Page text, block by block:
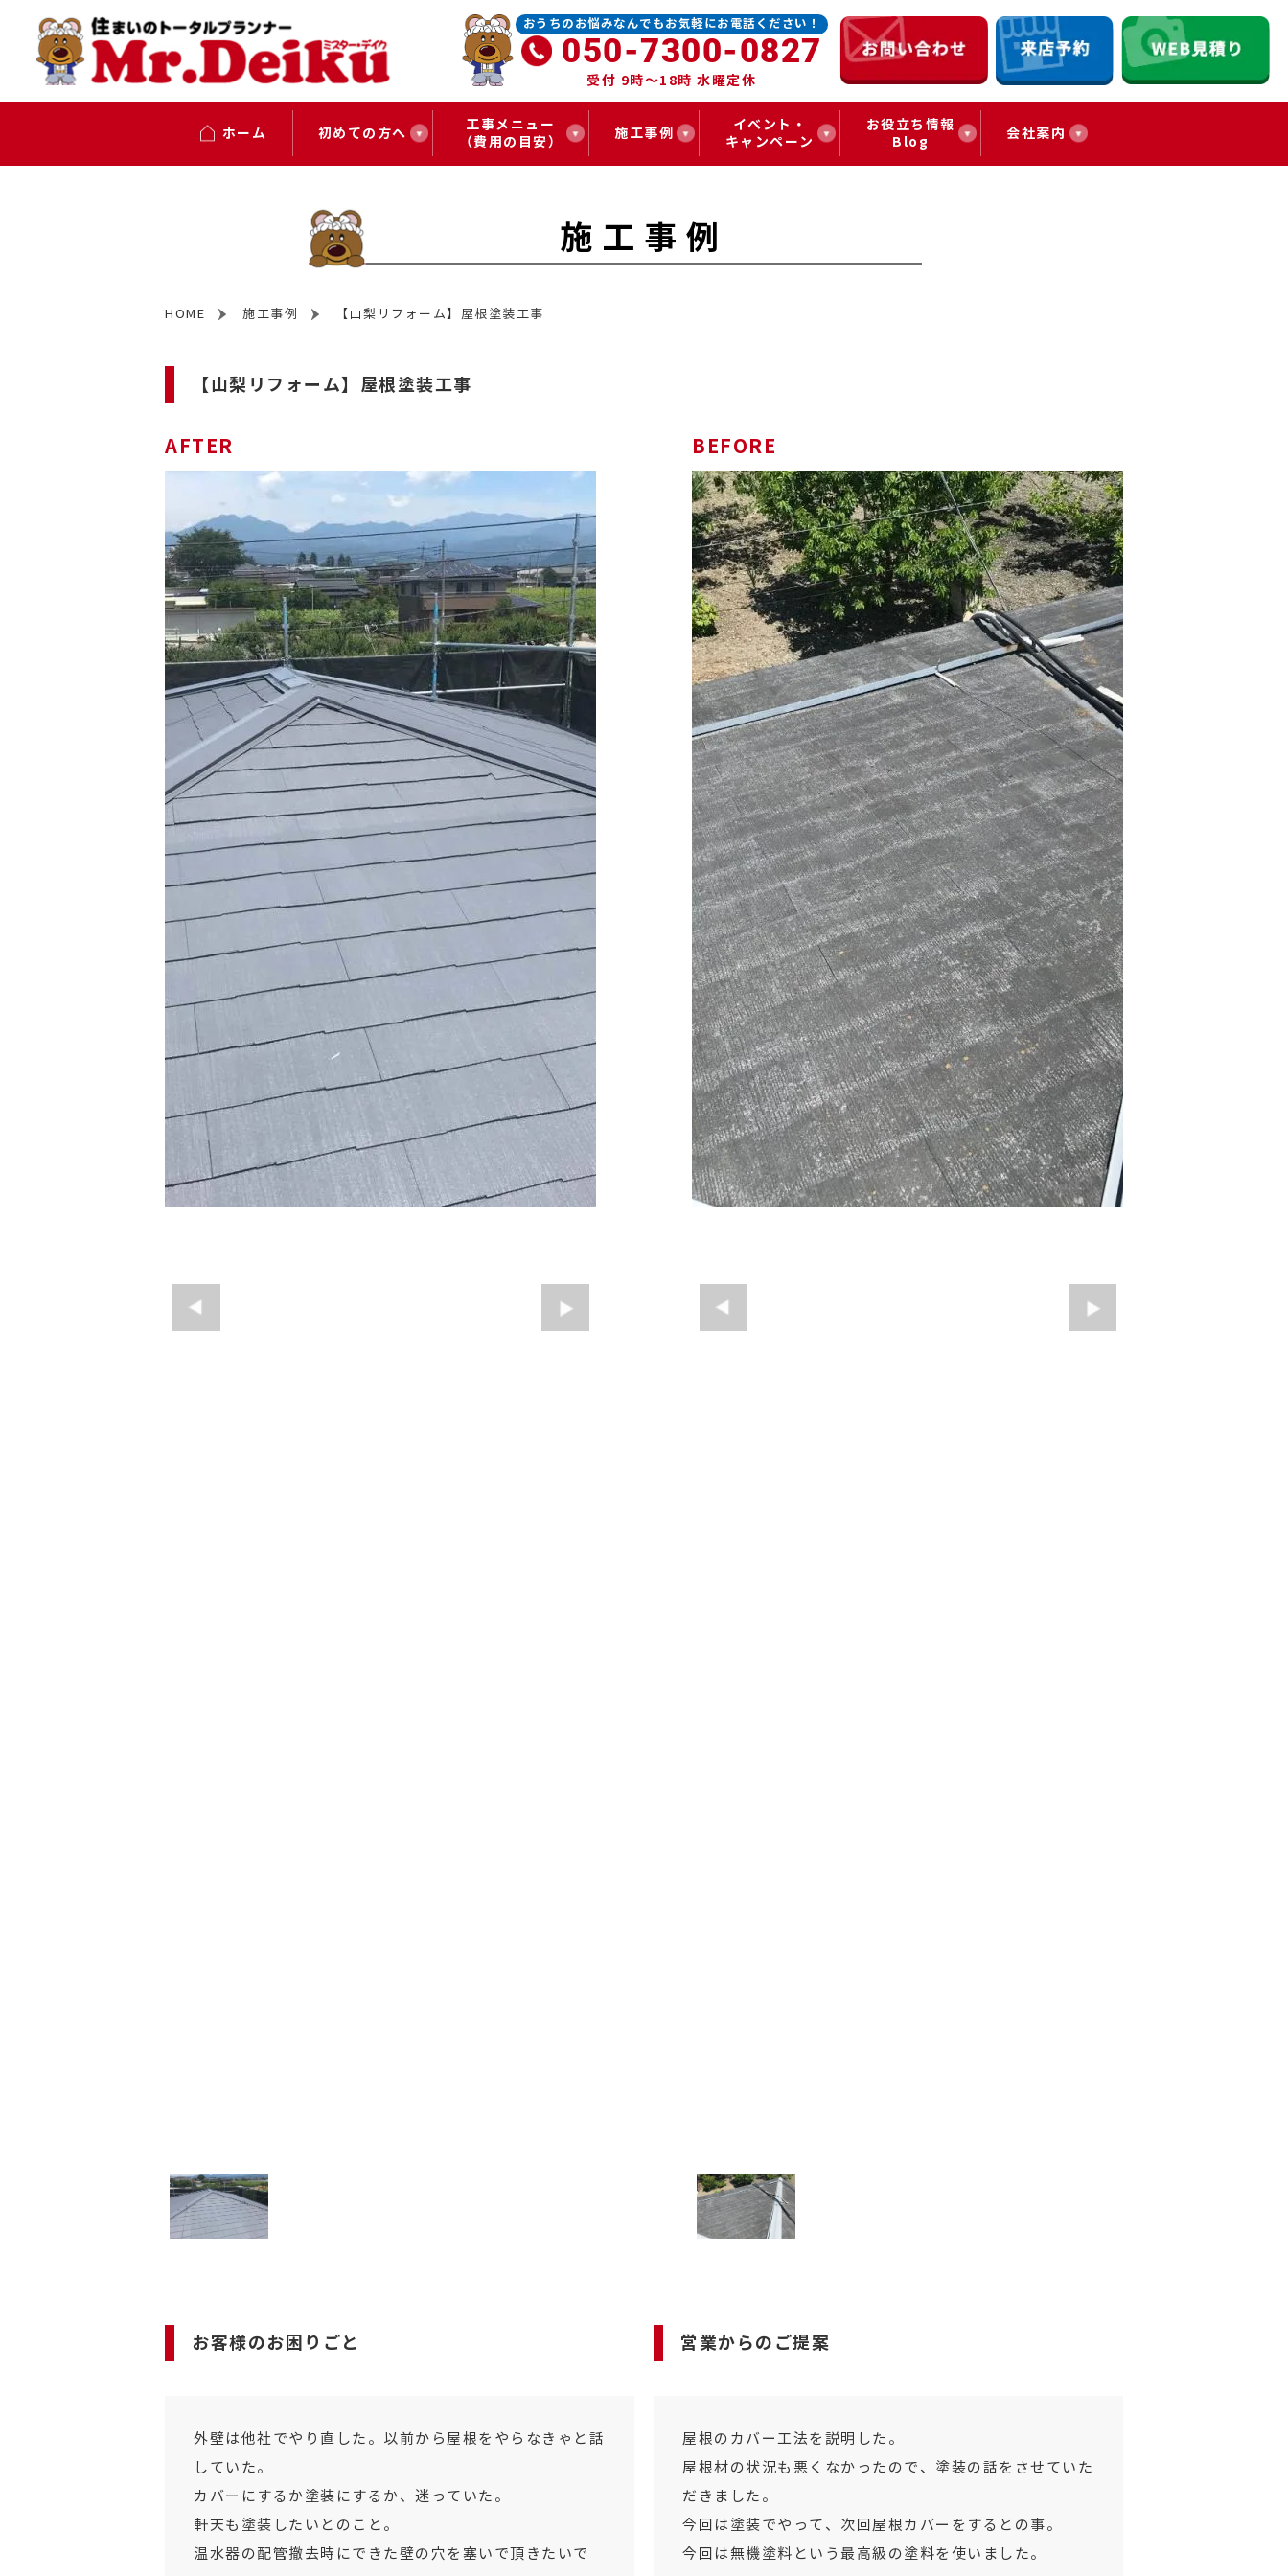
おうちのお悩みなんでもお気軽にお電話ください！
050-7300-0827
受付 9時～18時 水曜定休
ホーム 初めての方へ
工事メニュー
（費用の目安）
施工事例
イベント・
キャンペーン
お役立ち情報
Blog
会社案内
施工事例
HOME 施工事例 【山梨リフォーム】屋根塗装工事
【山梨リフォーム】屋根塗装工事
AFTER BEFORE
お客様のお困りごと
外壁は他社でやり直した。以前から屋根をやらなきゃと話
していた。
カバーにするか塗装にするか、迷っていた。
軒天も塗装したいとのこと。
温水器の配管撤去時にできた壁の穴を塞いで頂きたいで
営業からのご提案
屋根のカバー工法を説明した。
屋根材の状況も悪くなかったので、塗装の話をさせていた
だきました。
今回は塗装でやって、次回屋根カバーをするとの事。
今回は無機塗料という最高級の塗料を使いました。